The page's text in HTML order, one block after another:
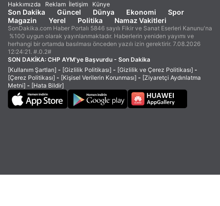
Hakkımızda Reklam İletişim Künye
Son Dakika Güncel Dünya Ekonomi
Spor
Magazin
Yerel Politika Namaz Vakitleri
SonDakika.com Haber Portalı 5846 sayılı Fikir ve Sanat Eserleri Kanunu'na
%100 uygun olarak yayınlanmaktadır. Haberlerin yeniden yayımı ve
herhangi bir ortamda basılması önceden yazılı izin gerektirir. 7.08.2026
12:24:21. #.0.2#
SON DAKİKA: CHP AYM'ye Başvurdu - Son Dakika
[Kullanım Şartları] - [Gizlilik Politikası] - [Gizlilik ve Çerez Politikası] -
[Çerez Politikası] - [Kişisel Verilerin Korunması] - [Ziyaretçi Aydınlatma
Metni] - [Hata Bildir]